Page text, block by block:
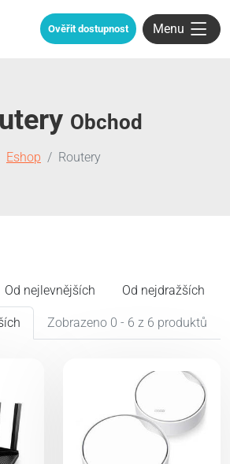
Ověřit dostupnost Menu
Obchod
Eshop Routery
Od nejlevnějších Od nejdražších
Zobrazeno 0 - 6 z 6 produktů